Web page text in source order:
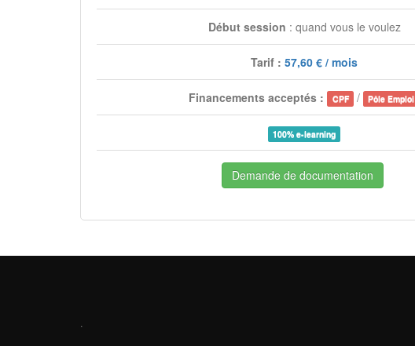
Début session : quand vous le voulez
Tarif : 57,60 € / mois
Financements acceptés : CPF / Pôle Emploi
100% e-learning
Demande de documentation
.